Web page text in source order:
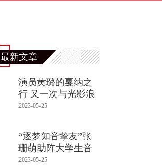
最新文章
演员黄璐的戛纳之
行 又一次与光影浪
漫重逢
2023-05-25
“逐梦知音挚友”张
珊萌助阵大学生音
乐艺术
2023-05-25